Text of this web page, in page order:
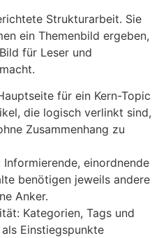
Strukturarbeit. Sie
ein Themenbild ergeben,
für Leser und
für ein Kern-Topic
die logisch verlinkt sind,
Zusammenhang zu
einordnende
benötigen jeweils andere
Anker.
Kategorien, Tags und
Einstiegspunkte